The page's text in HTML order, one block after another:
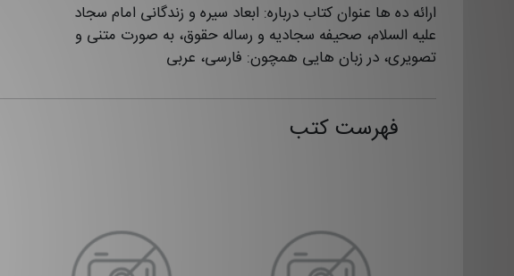
ارائه ده‌‌ ها عنوان کتاب درباره: ابعاد سیره و زندگانی امام سجاد
علیه السلام، صحیفه سجادیه و رساله حقوق، به صورت متنی و
تصویری، در زبان ‌‌هایی همچون: فارسی، عربی
فهرست کتب